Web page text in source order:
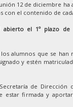
12 de diciembre
con el contenido de
el 1º plazo
alumnos que se han
y estén
de Dirección
estar firmada y